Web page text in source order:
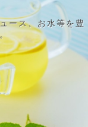
ース、お水等を豊